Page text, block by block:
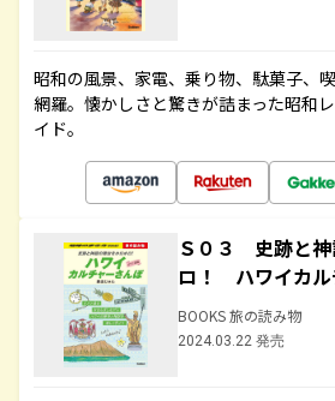
昭和の風景、家電、乗り物、駄菓子、
網羅。懐かしさと驚きが詰まった昭和
イド。
Ｓ０３ 史跡と神
ロ！ ハワイカル
BOOKS 旅の読み物
2024.03.22 発売